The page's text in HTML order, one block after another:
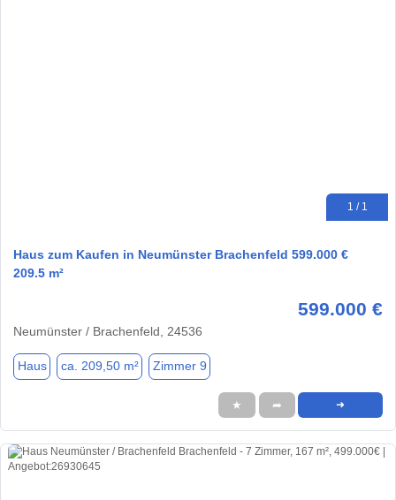
1 / 1
Haus zum Kaufen in Neumünster Brachenfeld 599.000 €
209.5 m²
599.000 €
Neumünster / Brachenfeld, 24536
Haus ca. 209,50 m² Zimmer 9
★ ➦ ➜